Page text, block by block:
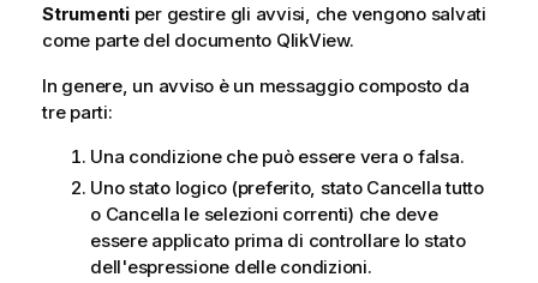
Strumentiper gestire gli avvisi, che vengono salvati
come parte del documento QlikView.
In genere, un avviso è un messaggio composto da
tre parti:
Una condizione che può essere vera o falsa.
Uno stato logico (preferito, stato Cancella tutto
o Cancella le selezioni correnti) che deve
essere applicato prima di controllare lo stato
dell'espressione delle condizioni.